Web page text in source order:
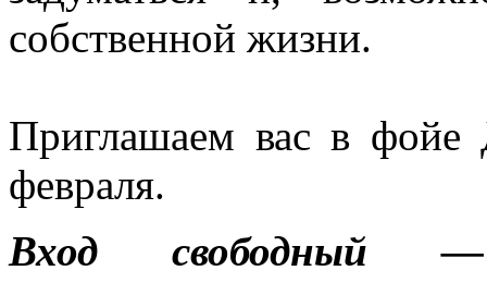
собственной жизни.
Приглашаем вас в
февраля.
Вход свободный